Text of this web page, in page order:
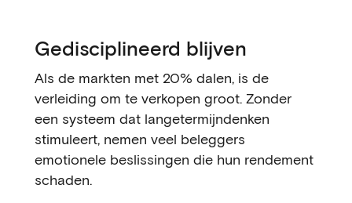
Gedisciplineerd blijven
Als de markten met 20% dalen, is de
verleiding om te verkopen groot. Zonder
een systeem dat langetermijndenken
stimuleert, nemen veel beleggers
emotionele beslissingen die hun rendement
schaden.